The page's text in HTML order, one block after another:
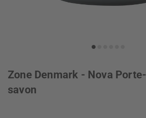
Zone Denmark - Nova Porte-
savon